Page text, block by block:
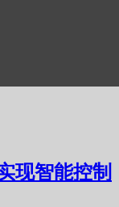
现智能控制